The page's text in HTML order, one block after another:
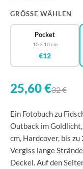
GRÖSSE WÄHLEN
Pocket
10 × 10 cm
€12
25,60 €32 €
Ein Fotobuch zu
Outback im
cm, Hardcover, bis
Vergiss lange
Deckel. Auf den